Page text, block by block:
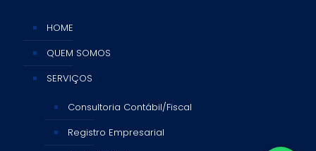
HOME
QUEM SOMOS
SERVIÇOS
Consultoria Contábil/Fiscal
Registro Empresarial